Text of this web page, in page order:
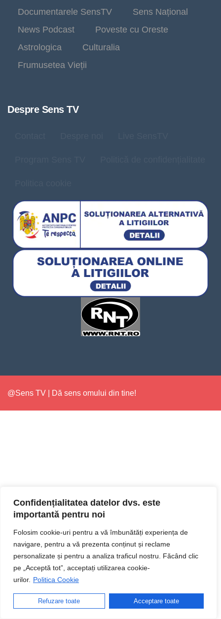
Confidențialitatea datelor dvs. este
importantă pentru noi
Folosim cookie-uri pentru a vă îmbunătăți experiența de
navigare, pentru a vă prezenta conținut și reclame
personalizate și pentru a analiza traficul nostru. Făcând clic
pe „Acceptă tot”, acceptați utilizarea cookie-
urilor. Politica Cookie
Refuzare toate Acceptare toate
Documentarele SensTV
Sens Național
News Podcast
Poveste cu Oreste
Astrologica
Culturalia
Frumusetea Vieții
Despre Sens TV
@Sens TV | Dă sens omului din tine!